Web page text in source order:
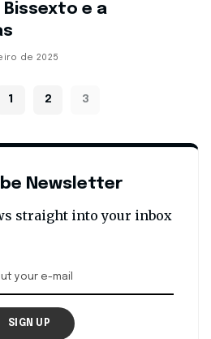
e a
de 2025
1 2 3
Newsletter
straight into your inbox
SIGN UP